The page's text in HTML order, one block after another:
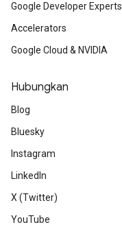
Google Developer Experts
Accelerators
Google Cloud & NVIDIA
Hubungkan
Blog
Bluesky
Instagram
LinkedIn
X (Twitter)
YouTube